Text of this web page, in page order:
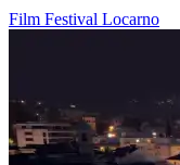
Film Festival Locarno